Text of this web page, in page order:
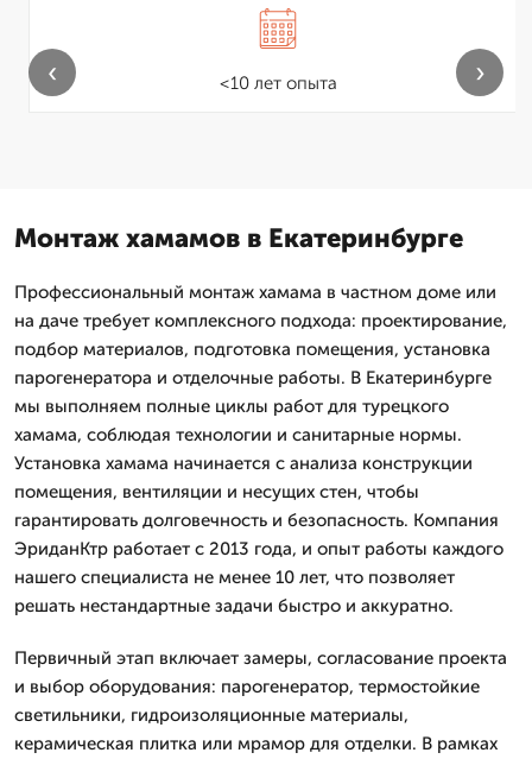
<10 лет опыта
‹ ›
Монтаж хамамов в Екатеринбурге
Профессиональный монтаж хамама в частном доме или
на даче требует комплексного подхода: проектирование,
подбор материалов, подготовка помещения, установка
парогенератора и отделочные работы. В Екатеринбурге
мы выполняем полные циклы работ для турецкого
хамама, соблюдая технологии и санитарные нормы.
Установка хамама начинается с анализа конструкции
помещения, вентиляции и несущих стен, чтобы
гарантировать долговечность и безопасность. Компания
ЭриданКтр работает с 2013 года, и опыт работы каждого
нашего специалиста не менее 10 лет, что позволяет
решать нестандартные задачи быстро и аккуратно.
Первичный этап включает замеры, согласование проекта
и выбор оборудования: парогенератор, термостойкие
светильники, гидроизоляционные материалы,
керамическая плитка или мрамор для отделки. В рамках